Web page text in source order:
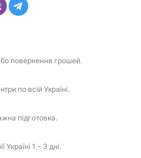
повернення грошей.
по всій Україні.
підготовка.
Україні 1 - 3 дні.